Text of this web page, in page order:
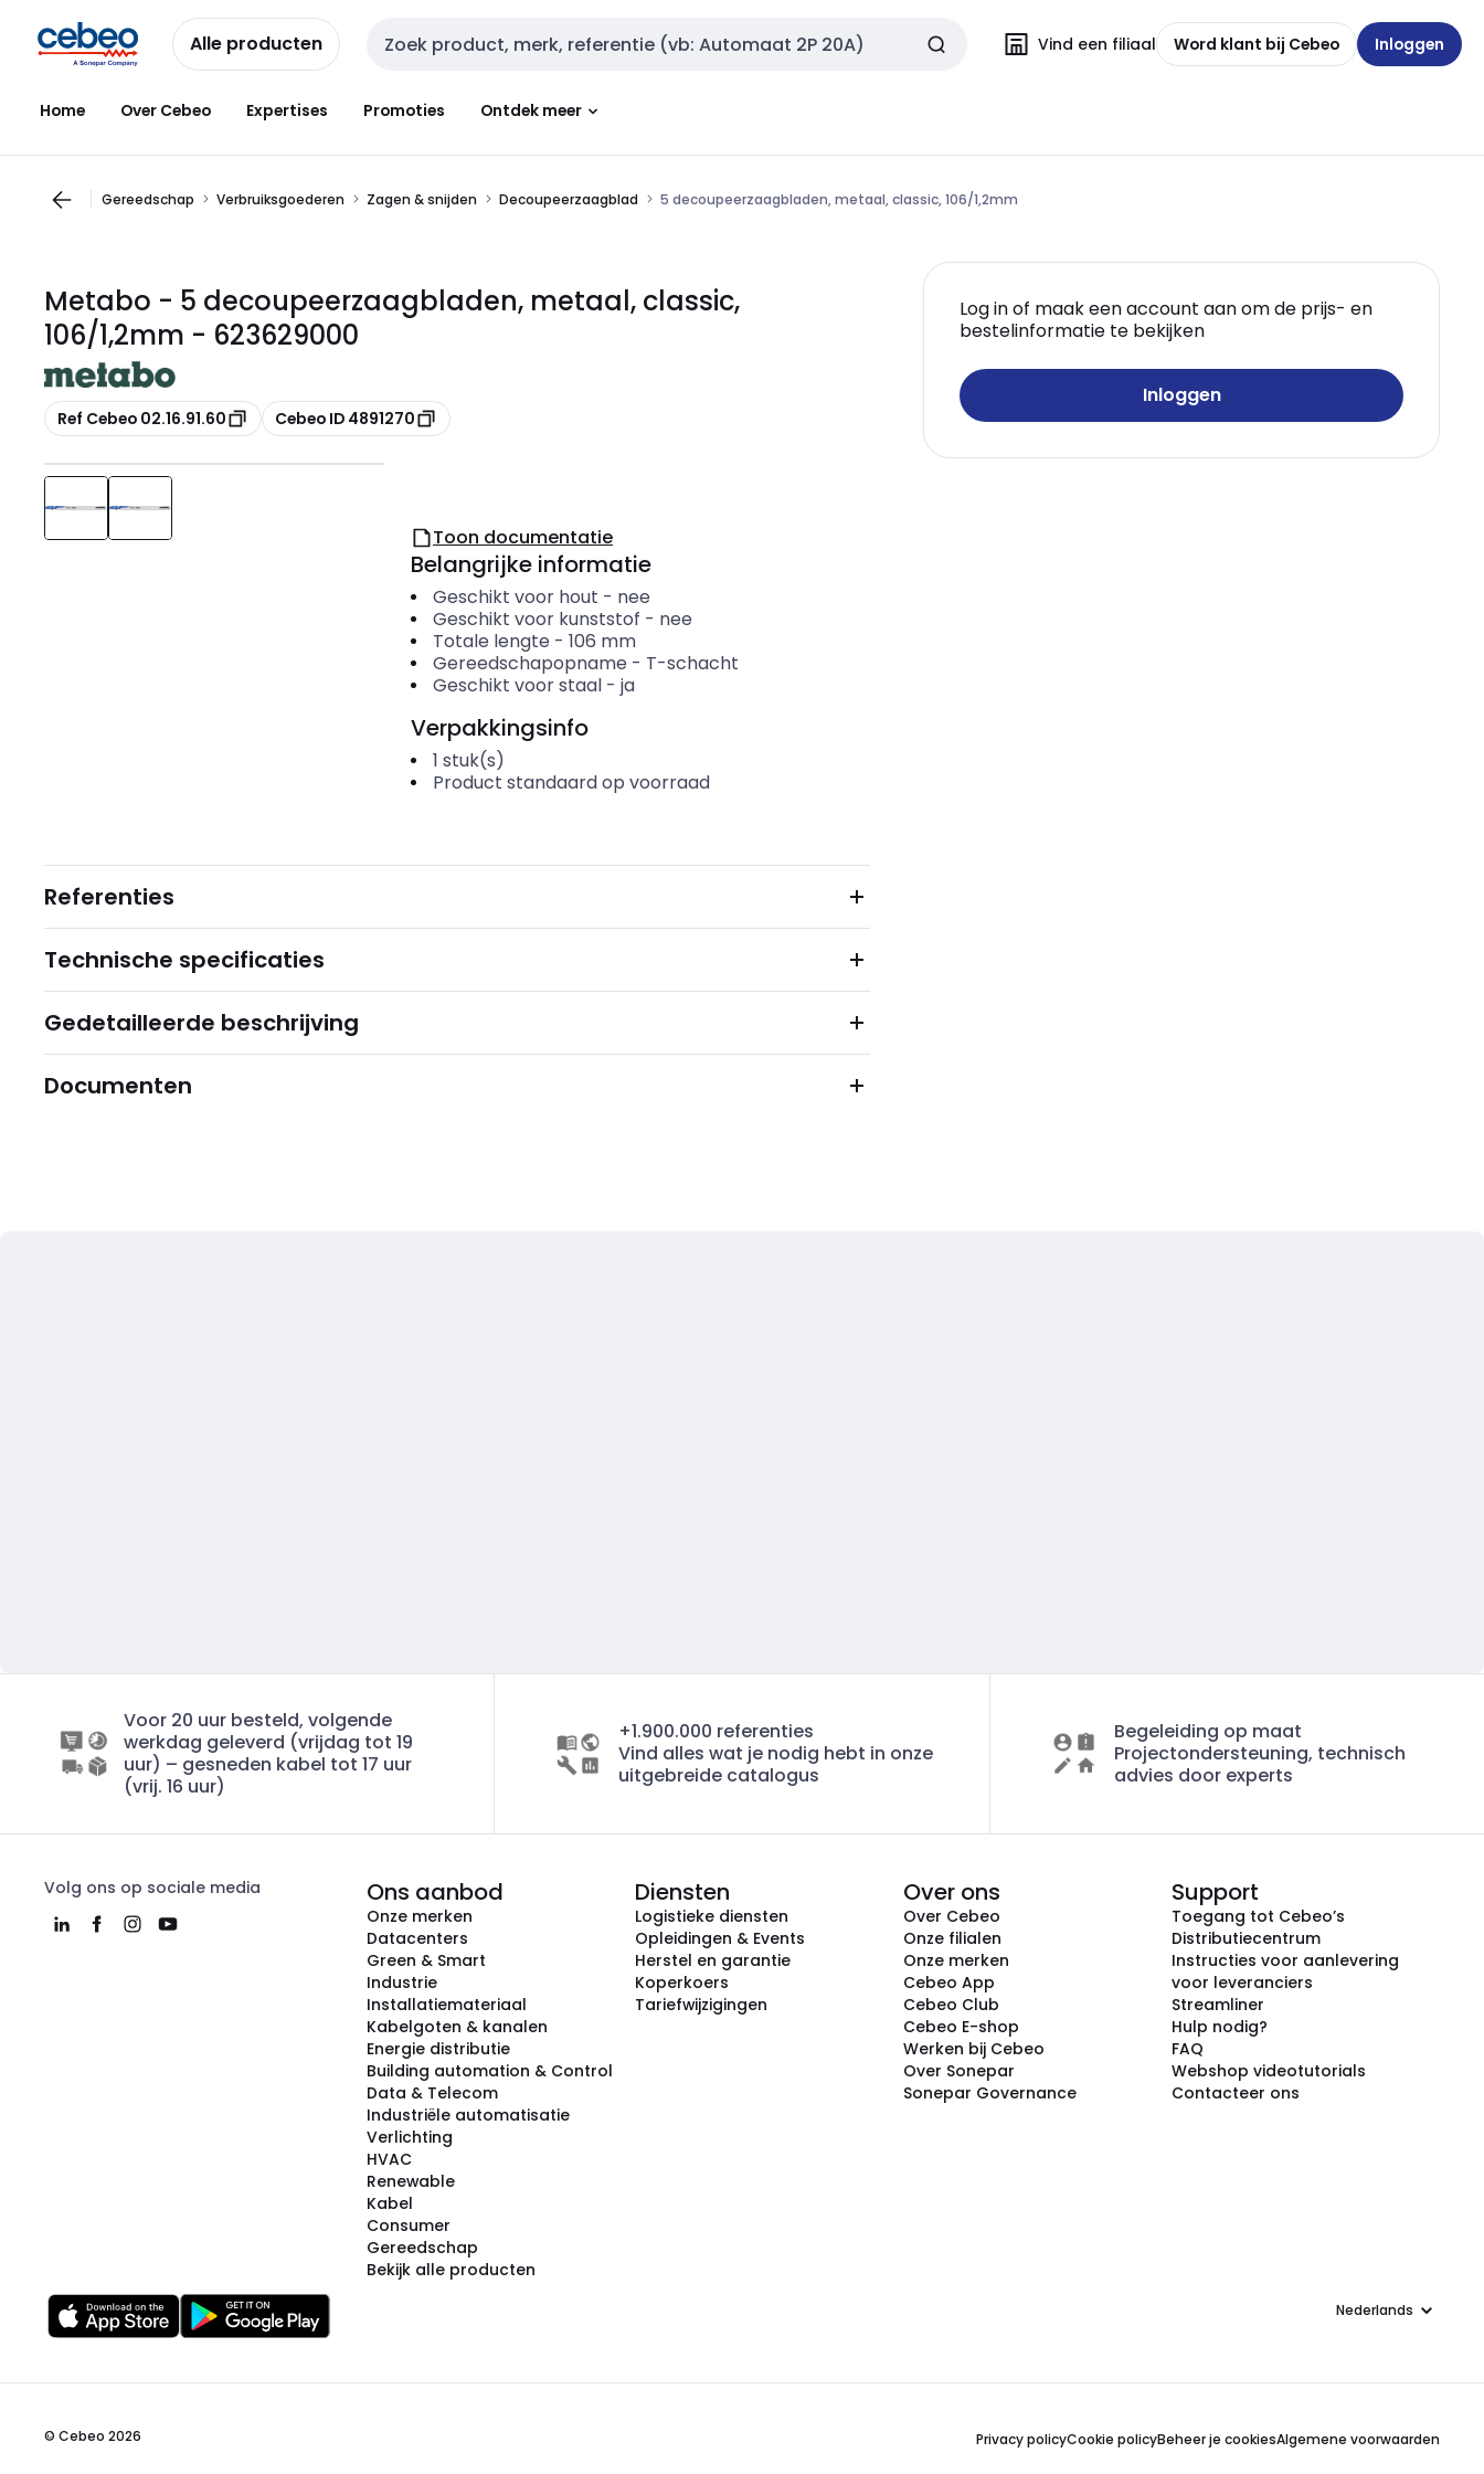
naar
navigatie
naar
inhoud
Alle producten Zoekveld invoer Vind een filiaal Word klant bij Cebeo Inloggen
Home Over Cebeo Expertises Promoties Ontdek meer
Gereedschap Verbruiksgoederen Zagen & snijden Decoupeerzaagblad 5 decoupeerzaagbladen, metaal, classic, 106/1,2mm
Metabo - 5 decoupeerzaagbladen, metaal, classic,
106/1,2mm - 623629000
Kopiëren
Ref Cebeo 02.16.91.60 Kopiëren
Cebeo ID 4891270
Log in of maak een account aan om de prijs- en
bestelinformatie te bekijken
Inloggen
Toon documentatie
Belangrijke informatie
Geschikt voor hout - nee
Geschikt voor kunststof - nee
Totale lengte - 106 mm
Gereedschapopname - T-schacht
Geschikt voor staal- ja
Verpakkingsinfo
1 stuk(s)
Product standaard op voorraad
Referenties
Technische specificaties
Gedetailleerde beschrijving
Documenten
Voor 20 uur besteld, volgende
werkdag geleverd (vrijdag tot 19
uur) – gesneden kabel tot 17 uur
(vrij. 16 uur)
+1.900.000 referenties
Vind alles wat je nodig hebt in onze
uitgebreide catalogus
Begeleiding op maat
Projectondersteuning, technisch
advies door experts
Volg ons op sociale media Ons aanbod
Onze merken
Datacenters
Green & Smart
Industrie
Installatiemateriaal
Kabelgoten & kanalen
Energie distributie
Building automation & Control
Data & Telecom
Industriële automatisatie
Verlichting
HVAC
Renewable
Kabel
Consumer
Gereedschap
Bekijk alle producten
Diensten
Logistieke diensten
Opleidingen & Events
Herstel en garantie
Koperkoers
Tariefwijzigingen
Over ons
Over Cebeo
Onze filialen
Onze merken
Cebeo App
Cebeo Club
Cebeo E-shop
Werken bij Cebeo
Over Sonepar
Sonepar Governance
Support
Toegang tot Cebeo’s
Distributiecentrum
Instructies voor aanlevering
voor leveranciers
Streamliner
Hulp nodig?
FAQ
Webshop videotutorials
Contacteer ons
Taal
© Cebeo 2026 Privacy policyCookie policyBeheer je cookiesAlgemene voorwaarden